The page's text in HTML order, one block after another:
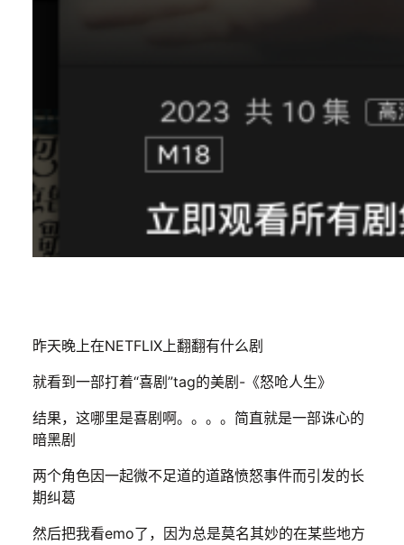
昨天晚上在NETFLIX上翻翻有什么剧
就看到一部打着“喜剧”tag的美剧-《怒呛人生》
结果，这哪里是喜剧啊。。。。简直就是一部诛心的
暗黑剧
两个角色因一起微不足道的道路愤怒事件而引发的长
期纠葛
然后把我看emo了，因为总是莫名其妙的在某些地方